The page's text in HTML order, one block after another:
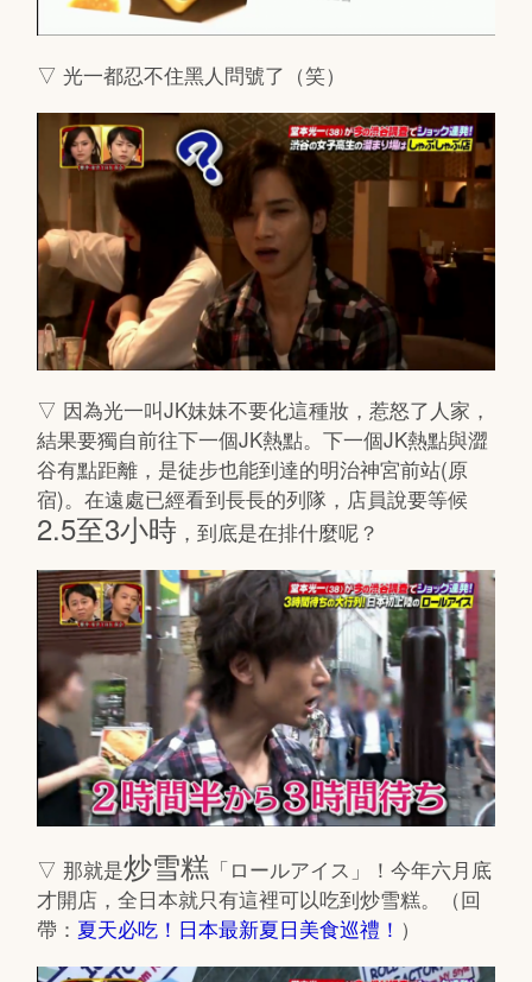
▽ 光一都忍不住黑人問號了（笑）
▽ 因為光一叫JK妹妹不要化這種妝，惹怒了人家，
結果要獨自前往下一個JK熱點。下一個JK熱點與澀
谷有點距離，是徒步也能到達的明治神宮前站(原
宿)。在遠處已經看到長長的列隊，店員說要等候
2.5至3小時 ，到底是在排什麼呢？
▽ 那就是炒雪糕 「ロールアイス」！今年六月底
才開店，全日本就只有這裡可以吃到炒雪糕。（回
帶： 夏天必吃！日本最新夏日美食巡禮！ ）